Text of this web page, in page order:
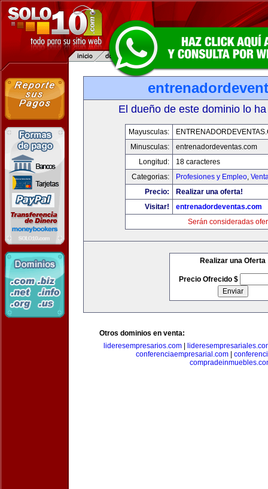
El dueño de este dominio lo
Mayusculas:
Minusculas:
entrenadordeventas.com
Longitud:
18 caracteres
Categorias:
Profesiones y Empleo,
Precio:
Realizar una oferta!
Visitar!
entrenadordeventas.com
Serán consideradas
Realizar una Oferta
Precio Ofrecido $
Otros dominios en venta:
lideresempresarios.com
conferenciaempresarial.com